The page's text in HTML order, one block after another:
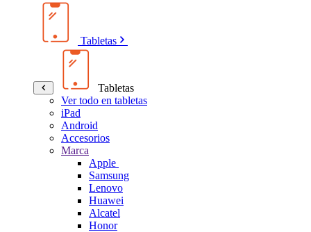
Tabletas
Tabletas
Ver todo en tabletas
iPad
Android
Accesorios
Marca
Apple
Samsung
Lenovo
Huawei
Alcatel
Honor